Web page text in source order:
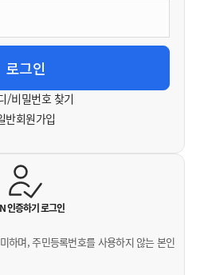
/비밀번호 찾기
반회원가입
인증하기로그인
하며, 주민등록번호를 사용하지 않는 본인